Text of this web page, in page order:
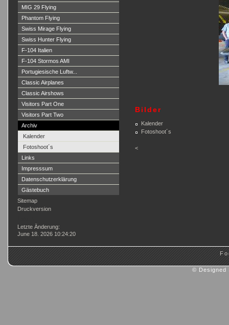
MIG 29 Flying
Phantom Flying
Swiss Mirage Flying
Swiss Hunter Flying
F-104 Italien
F-104 Stormos AMI
Portugiesische Luftw...
Classic Airplanes
Classic Airshows
Visitors Part One
Visitors Part Two
Archiv
Kalender
Fotoshoot´s
Links
Impresssum
Datenschutzerklärung
Gästebuch
Sitemap
Druckversion
Letzte Änderung:
June 18. 2026 10:24:20
Bilder
Kalender
Fotoshoot´s
<
© Designed